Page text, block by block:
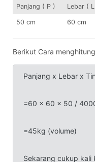
Panjang ( P ) Lebar (
50 cm 60 cm
Berikut Cara
Panjang x Lebar x
=60 x 60 x 50 /
=45kg (volume)
Sekarang cukup kali